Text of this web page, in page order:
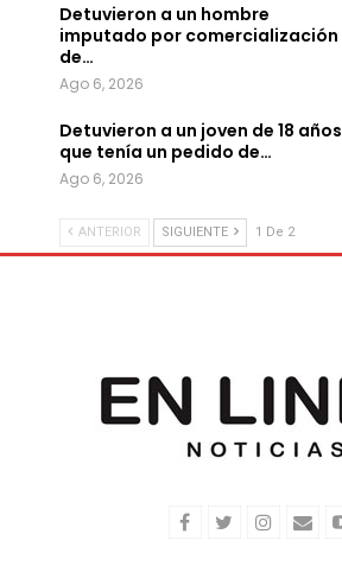
Detuvieron a un hombre
imputado por comercialización
de…
Ago 6, 2026
Detuvieron a un joven de 18 años
que tenía un pedido de…
Ago 6, 2026
ANTERIOR SIGUIENTE 1 De 2